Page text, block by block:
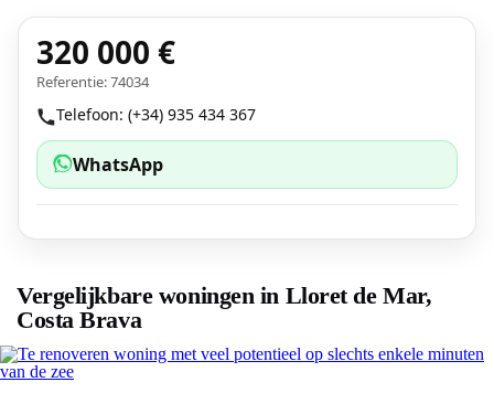
320 000 €
Referentie: 74034
Telefoon: (+34) 935 434 367
WhatsApp
Vergelijkbare woningen in Lloret de Mar,
Costa Brava